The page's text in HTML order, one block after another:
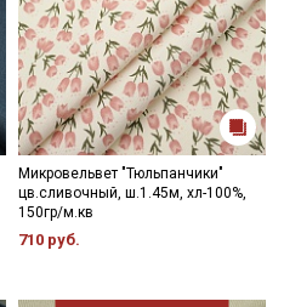
Микровельвет "Тюльпанчики"
цв.сливочный, ш.1.45м, хл-100%,
150гр/м.кв
710 руб.